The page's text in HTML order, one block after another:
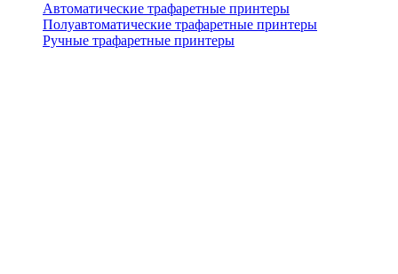
Автоматические трафаретные принтеры
Полуавтоматические трафаретные принтеры
Ручные трафаретные принтеры